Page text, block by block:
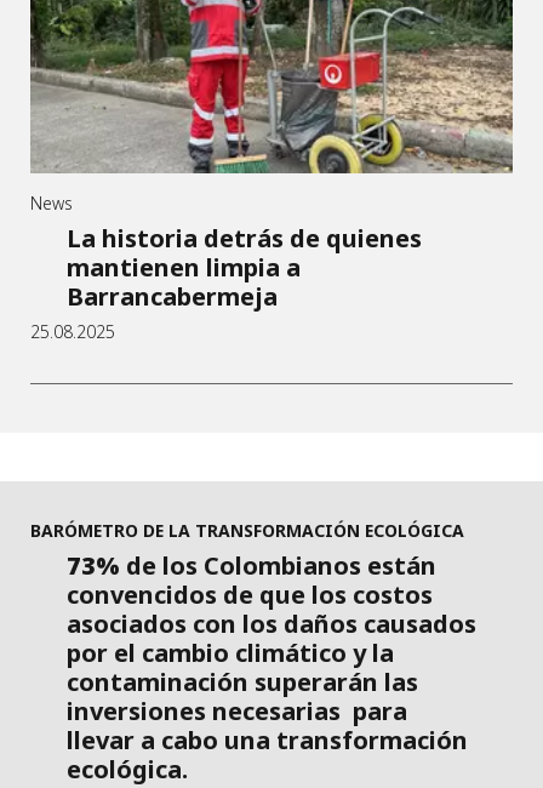
News
La historia detrás de quienes
mantienen limpia a
Barrancabermeja
25.08.2025
BARÓMETRO DE LA TRANSFORMACIÓN ECOLÓGICA
73% de los Colombianos están
convencidos de que los costos
asociados con los daños causados
por el cambio climático y la
contaminación superarán las
inversiones necesarias para
llevar a cabo una transformación
ecológica.